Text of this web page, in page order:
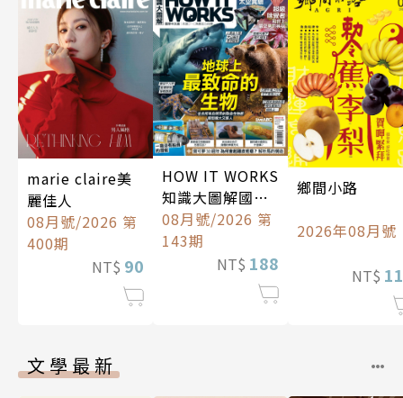
marie claire美
麗佳人
08月號/2026 第
400期
NT$ 90
HOW IT WORKS
知識大圖解國際
中文版
08月號/2026 第
143期
NT$ 188
鄉間小路
2026年08月號
NT$
文學最新